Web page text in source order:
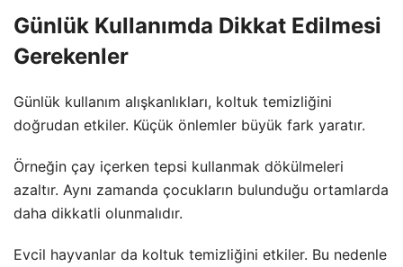
Günlük Kullanımda Dikkat Edilmesi
Gerekenler
Günlük kullanım alışkanlıkları, koltuk temizliğini
doğrudan etkiler. Küçük önlemler büyük fark yaratır.
Örneğin çay içerken tepsi kullanmak dökülmeleri
azaltır. Aynı zamanda çocukların bulunduğu ortamlarda
daha dikkatli olunmalıdır.
Evcil hayvanlar da koltuk temizliğini etkiler. Bu nedenle